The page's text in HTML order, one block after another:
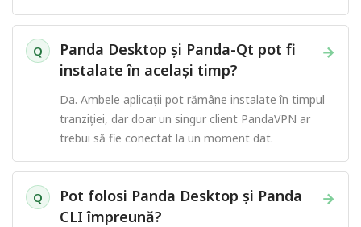
Q →
Panda Desktop și Panda-Qt pot fi
instalate în același timp?
Da. Ambele aplicații pot rămâne instalate în timpul
tranziției, dar doar un singur client PandaVPN ar
trebui să fie conectat la un moment dat.
Q →
Pot folosi Panda Desktop și Panda
CLI împreună?